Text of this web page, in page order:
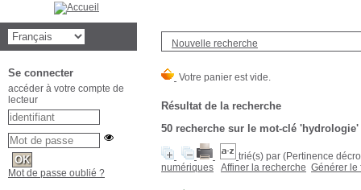
Nouvelle recherche
Résultat de la recherche
50 recherche sur le mot-clé 'hydrologie'
trié(s) par (Pertinence
numériques
Affiner la recherche Générer le
Se connecter
accéder à votre compte de
lecteur
Mot de passe oublié ?